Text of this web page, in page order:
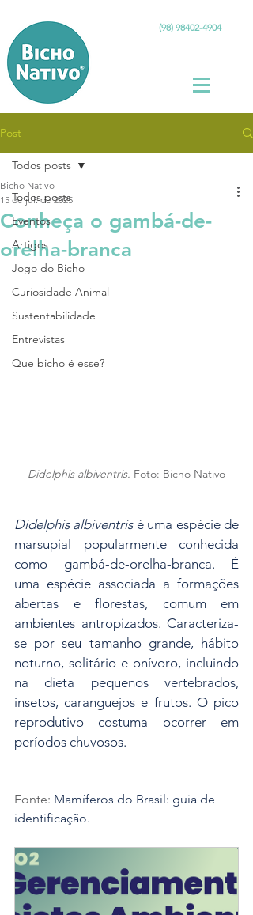
(98) 98402-4904
Post
Todos posts
Eventos
Artigos
Jogo do Bicho
Curiosidade Animal
Sustentabilidade
Entrevistas
Que bicho é esse?
Todos posts
Conheça o gambá-de-
orelha-branca
Bicho Nativo
15 de jul. de 2025
Didelphis albiventris. Foto: Bicho Nativo
Didelphis albiventris é uma espécie de
marsupial popularmente conhecida
como gambá-de-orelha-branca. É
uma espécie associada a formações
abertas e florestas, comum em
ambientes antropizados. Caracteriza-
se por seu tamanho grande, hábito
noturno, solitário e onívoro, incluindo
na dieta pequenos vertebrados,
insetos, caranguejos e frutos. O pico
reprodutivo costuma ocorrer em
períodos chuvosos.
Fonte: Mamíferos do Brasil: guia de
identificação.